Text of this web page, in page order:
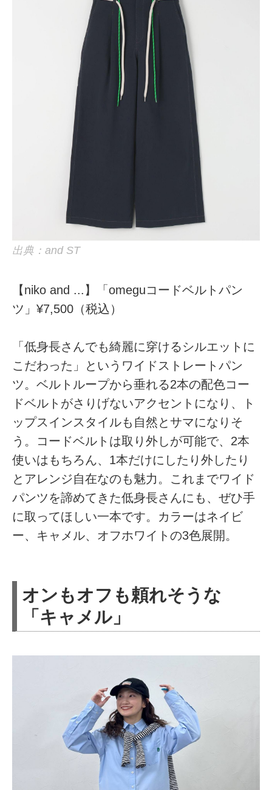
出典：and ST
【niko and ...】「omeguコードベルトパン
ツ」¥7,500（税込）
「低身長さんでも綺麗に穿けるシルエットに
こだわった」というワイドストレートパン
ツ。ベルトループから垂れる2本の配色コー
ドベルトがさりげないアクセントになり、ト
ップスインスタイルも自然とサマになりそ
う。コードベルトは取り外しが可能で、2本
使いはもちろん、1本だけにしたり外したり
とアレンジ自在なのも魅力。これまでワイド
パンツを諦めてきた低身長さんにも、ぜひ手
に取ってほしい一本です。カラーはネイビ
ー、キャメル、オフホワイトの3色展開。
オンもオフも頼れそうな
「キャメル」